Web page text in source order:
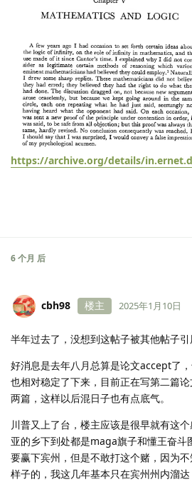
https://archive.org/details/
6 个月 后
cbh98 楼主 2025年1月10日
半年过去了，没想到这帖子被其他帖子引
好消息是去年八月总算是论文accept了
也相对稳定了下来，目前正在写第二篇
两篇，这样以后混日子也有点底气。
川普又上了台，楼主应该是很早就有这
亚的乡下到处都是maga旗子和懂王奋斗
要赢下宾州，但是不敢打这个赌，因为
样子的，我这几年基本只在宾州州内溜